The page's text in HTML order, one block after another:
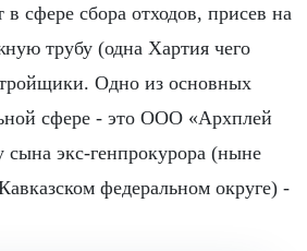
в сфере сбора отходов, присев на
трубу (одна Хартия чего
Одно из основных
сфере - это ООО «Архплей
сына экс-генпрокурора (ныне
федеральном округе) -